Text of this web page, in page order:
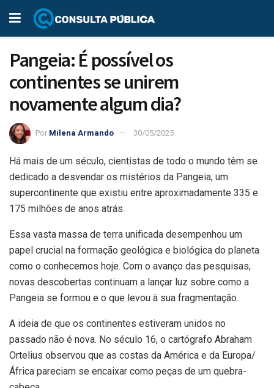
Pangeia: É possível os
continentes se unirem
novamente algum dia?
Por Milena Armando 30/05/2025
Há mais de um século, cientistas de todo o mundo têm se
dedicado a desvendar os mistérios da Pangeia, um
supercontinente que existiu entre aproximadamente 335 e
175 milhões de anos atrás.
Essa vasta massa de terra unificada desempenhou um
papel crucial na formação geológica e biológica do planeta
como o conhecemos hoje. Com o avanço das pesquisas,
novas descobertas continuam a lançar luz sobre como a
Pangeia se formou e o que levou à sua fragmentação.
A ideia de que os continentes estiveram unidos no
passado não é nova. No século 16, o cartógrafo Abraham
Ortelius observou que as costas da América e da Europa/
África pareciam se encaixar como peças de um quebra-